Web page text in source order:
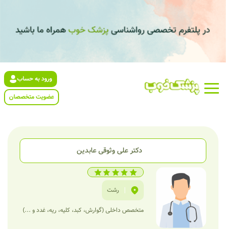
ورود به حساب
عضویت متخصصان
دکتر علی وثوقی عابدین
| رشت
متخصص داخلی (گوارش، کبد، کلیه، ریه، غدد و ...)